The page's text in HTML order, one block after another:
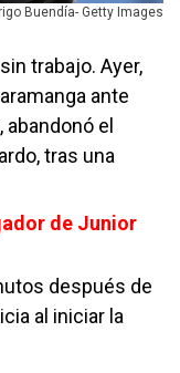
Buendía- Getty Images
trabajo. Ayer,
ante
abandonó el
tras una
de Junior
después de
al iniciar la